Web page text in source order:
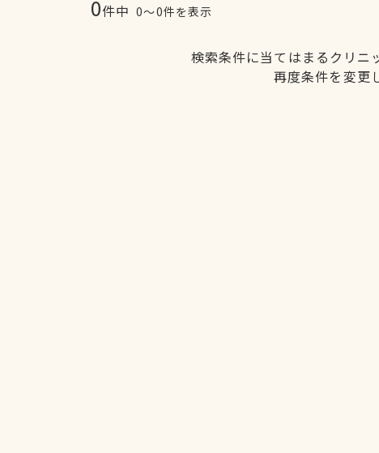
0件中 0〜0件を表示
検索条件に当てはまるクリニ
再度条件を変更